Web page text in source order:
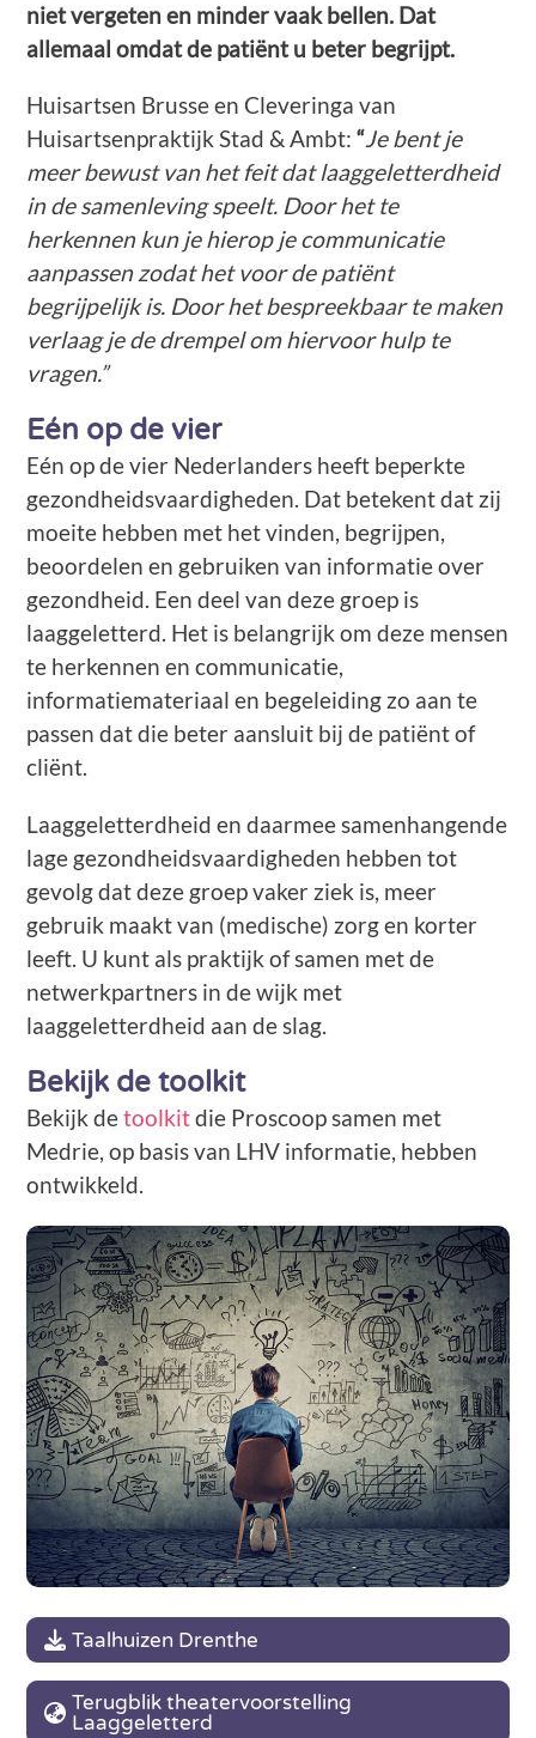
niet vergeten en minder vaak bellen. Dat
allemaal omdat de patiënt u beter begrijpt.
Huisartsen Brusse en Cleveringa van
Huisartsenpraktijk Stad & Ambt:“Je bent je
meer bewust van het feit dat laaggeletterdheid
in de samenleving speelt. Door het te
herkennen kun je hierop je communicatie
aanpassen zodat het voor de patiënt
begrijpelijk is. Door het bespreekbaar te maken
verlaag je de drempel om hiervoor hulp te
vragen.”
Eén op de vier
Eén op de vier Nederlanders heeft beperkte
gezondheidsvaardigheden. Dat betekent dat zij
moeite hebben met het vinden, begrijpen,
beoordelen en gebruiken van informatie over
gezondheid. Een deel van deze groep is
laaggeletterd. Het is belangrijk om deze mensen
te herkennen en communicatie,
informatiemateriaal en begeleiding zo aan te
passen dat die beter aansluit bij de patiënt of
cliënt.
Laaggeletterdheid en daarmee samenhangende
lage gezondheidsvaardigheden hebben tot
gevolg dat deze groep vaker ziek is, meer
gebruik maakt van (medische) zorg en korter
leeft. U kunt als praktijk of samen met de
netwerkpartners in de wijk met
laaggeletterdheid aan de slag.
Bekijk de toolkit
Bekijk detoolkitdie Proscoop samen met
Medrie, op basis van LHV informatie, hebben
ontwikkeld.
Taalhuizen Drenthe
Terugblik theatervoorstelling
Laaggeletterd